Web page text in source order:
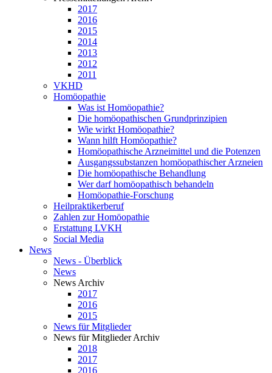
2017
2016
2015
2014
2013
2012
2011
VKHD
Homöopathie
Was ist Homöopathie?
Die homöopathischen Grundprinzipien
Wie wirkt Homöopathie?
Wann hilft Homöopathie?
Homöopathische Arzneimittel und die Potenzen
Ausgangssubstanzen homöopathischer Arzneien
Die homöopathische Behandlung
Wer darf homöopathisch behandeln
Homöopathie-Forschung
Heilpraktikerberuf
Zahlen zur Homöopathie
Erstattung LVKH
Social Media
News
News - Überblick
News
News Archiv
2017
2016
2015
News für Mitglieder
News für Mitglieder Archiv
2018
2017
2016